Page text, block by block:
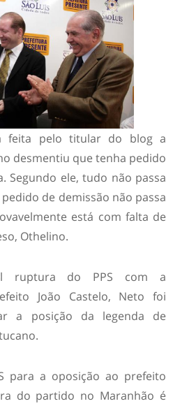
feita pelo titular do blog a
desmentiu que tenha pedido
Segundo ele, tudo não passa
de demissão não passa
está com falta de
Othelino.
ruptura do PPS com a
João Castelo, Neto foi
a posição da legenda de
para a oposição ao prefeito
do partido no Maranhão é